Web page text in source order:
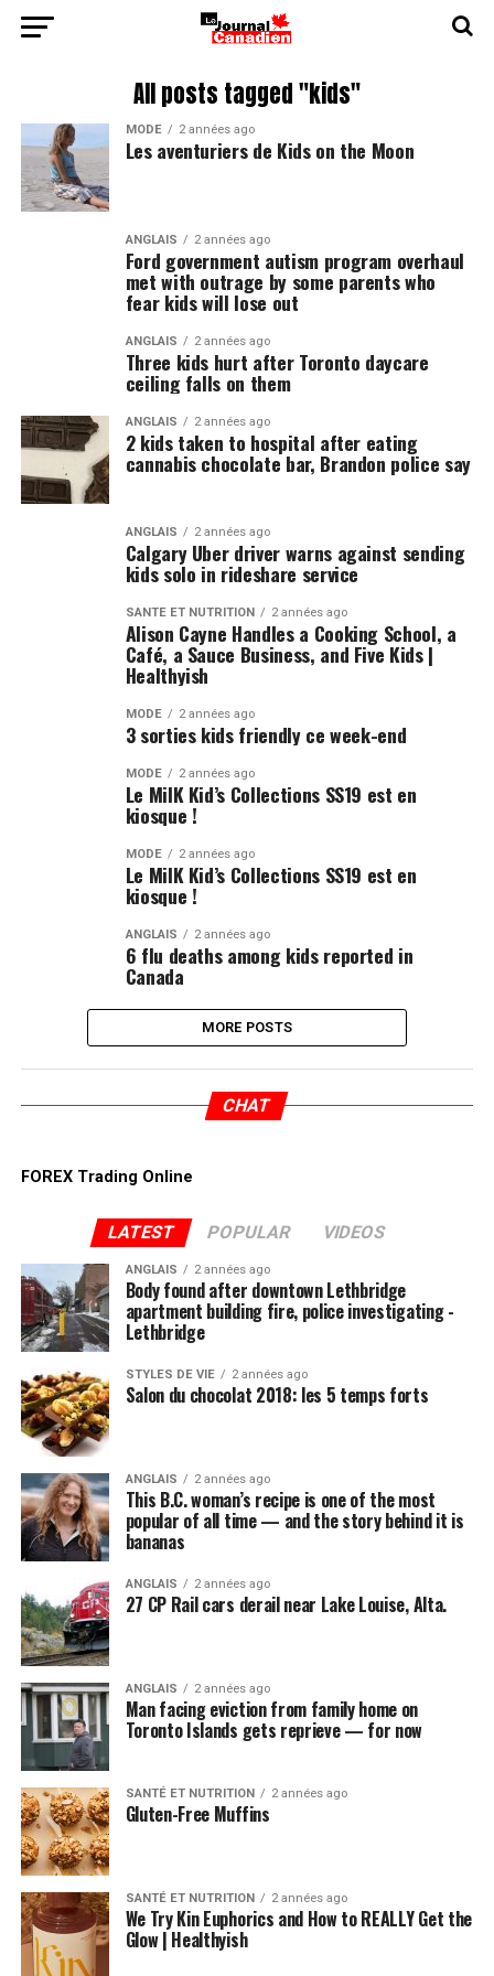
All posts tagged "kids"
MODE 2 années ago
Les aventuriers de Kids on the Moon
ANGLAIS 2 années ago
Ford government autism program overhaul
met with outrage by some parents who
fear kids will lose out
ANGLAIS 2 années ago
Three kids hurt after Toronto daycare
ceiling falls on them
ANGLAIS 2 années ago
2 kids taken to hospital after eating
cannabis chocolate bar, Brandon police say
ANGLAIS 2 années ago
Calgary Uber driver warns against sending
kids solo in rideshare service
SANTÉ ET NUTRITION 2 années ago
Alison Cayne Handles a Cooking School, a
Café, a Sauce Business, and Five Kids |
Healthyish
MODE 2 années ago
3 sorties kids friendly ce week-end
MODE 2 années ago
Le MilK Kid’s Collections SS19 est en
kiosque !
MODE 2 années ago
Le MilK Kid’s Collections SS19 est en
kiosque !
ANGLAIS 2 années ago
6 flu deaths among kids reported in
Canada
MORE POSTS
CHAT
FOREX Trading Online
LATEST POPULAR VIDEOS
ANGLAIS 2 années ago
Body found after downtown Lethbridge
apartment building fire, police investigating -
Lethbridge
STYLES DE VIE 2 années ago
Salon du chocolat 2018: les 5 temps forts
ANGLAIS 2 années ago
This B.C. woman’s recipe is one of the most
popular of all time — and the story behind it is
bananas
ANGLAIS 2 années ago
27 CP Rail cars derail near Lake Louise, Alta.
ANGLAIS 2 années ago
Man facing eviction from family home on
Toronto Islands gets reprieve — for now
SANTÉ ET NUTRITION 2 années ago
Gluten-Free Muffins
SANTÉ ET NUTRITION 2 années ago
We Try Kin Euphorics and How to REALLY Get the
Glow | Healthyish